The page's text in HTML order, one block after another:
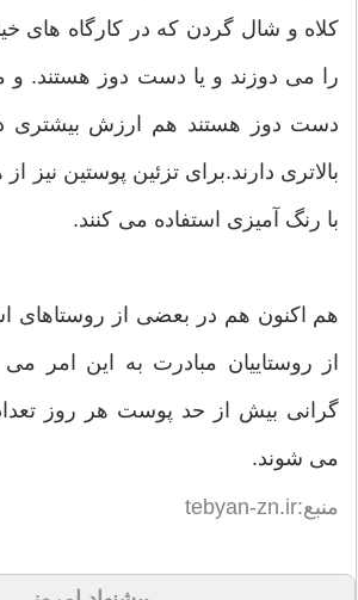
کلاه و شال گردن که در کارگاه های
را می دوزند و یا دست دوز هستند. و
دست دوز هستند هم ارزش بیشتری
بالاتری دارند.برای تزئین پوستین نیز
با رنگ آمیزی استفاده می کنند.
هم اكنون هم ‏در بعضی از روستاهای
از روستاییان مبادرت به این امر
‏گرانی بیش از حد پوست هر روز
می شوند.
منبع:tebyan-zn.ir